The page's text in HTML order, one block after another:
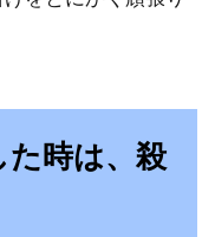
時は、殺